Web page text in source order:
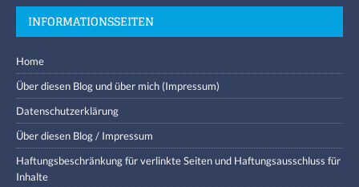
INFORMATIONSSEITEN
Home
Über diesen Blog und über mich (Impressum)
Datenschutzerklärung
Über diesen Blog / Impressum
Haftungsbeschränkung für verlinkte Seiten und Haftungsausschluss für
Inhalte